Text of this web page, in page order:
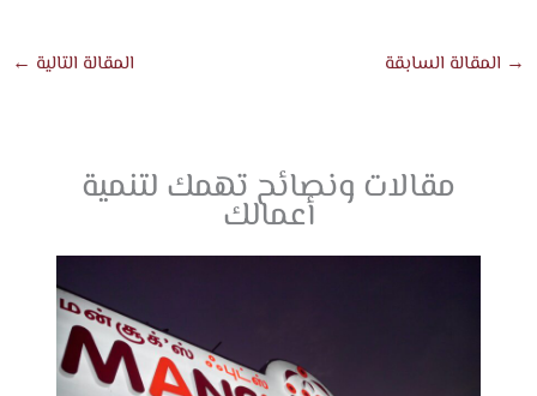
→ المقالة السابقة المقالة التالية ←
مقالات ونصائح تهمك لتنمية
أعمالك